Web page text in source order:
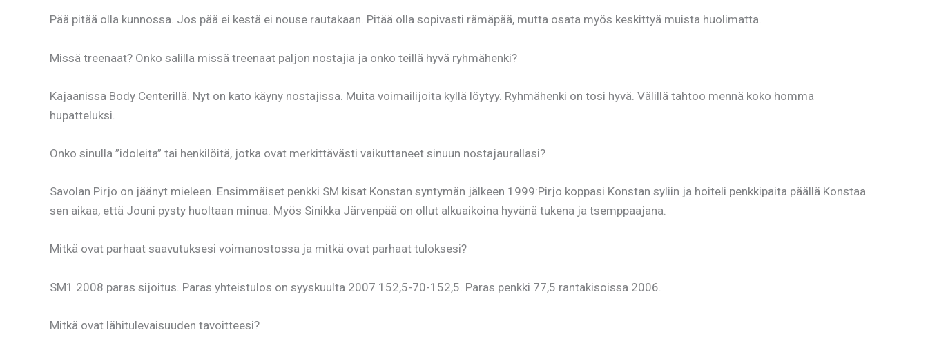
Pää pitää olla kunnossa. Jos pää ei kestä ei nouse rautakaan. Pitää olla sopivasti rämäpää, mutta osata myös keskittyä muista huolimatta.
Missä treenaat? Onko salilla missä treenaat paljon nostajia ja onko teillä hyvä ryhmähenki?
Kajaanissa Body Centerillä. Nyt on kato käyny nostajissa. Muita voimailijoita kyllä löytyy. Ryhmähenki on tosi hyvä. Välillä tahtoo mennä koko homma
hupatteluksi.
Onko sinulla ”idoleita” tai henkilöitä, jotka ovat merkittävästi vaikuttaneet sinuun nostajaurallasi?
Savolan Pirjo on jäänyt mieleen. Ensimmäiset penkki SM kisat Konstan syntymän jälkeen 1999:Pirjo koppasi Konstan syliin ja hoiteli penkkipaita päällä Konstaa
sen aikaa, että Jouni pysty huoltaan minua. Myös Sinikka Järvenpää on ollut alkuaikoina hyvänä tukena ja tsemppaajana.
Mitkä ovat parhaat saavutuksesi voimanostossa ja mitkä ovat parhaat tuloksesi?
SM1 2008 paras sijoitus. Paras yhteistulos on syyskuulta 2007 152,5-70-152,5. Paras penkki 77,5 rantakisoissa 2006.
Mitkä ovat lähitulevaisuuden tavoitteesi?